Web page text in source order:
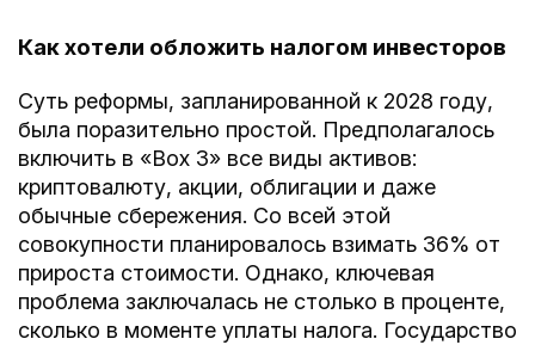
Как хотели обложить налогом инвесторов
Суть реформы, запланированной к 2028 году,
была поразительно простой. Предполагалось
включить в «Box 3» все виды активов:
криптовалюту, акции, облигации и даже
обычные сбережения. Со всей этой
совокупности планировалось взимать 36% от
прироста стоимости. Однако, ключевая
проблема заключалась не столько в проценте,
сколько в моменте уплаты налога. Государство